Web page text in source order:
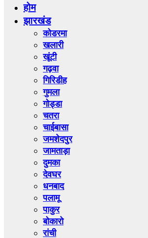
होम
झारखंड
कोडरमा
खलारी
खूंटी
गढ़वा
गिरिडीह
गुमला
गोड्डा
चतरा
चाईबासा
जमशेदपुर
जामताड़ा
दुमका
देवघर
धनबाद
पलामू
पाकुर
बोकारो
रांची